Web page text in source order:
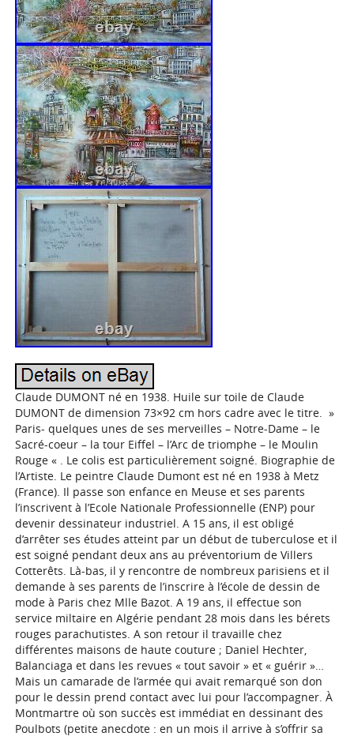
Claude DUMONT né en 1938. Huile sur toile de Claude
DUMONT de dimension 73×92 cm hors cadre avec le titre. »
Paris- quelques unes de ses merveilles – Notre-Dame – le
Sacré-coeur – la tour Eiffel – l’Arc de triomphe – le Moulin
Rouge « . Le colis est particulièrement soigné. Biographie de
l’Artiste. Le peintre Claude Dumont est né en 1938 à Metz
(France). Il passe son enfance en Meuse et ses parents
l’inscrivent à l’Ecole Nationale Professionnelle (ENP) pour
devenir dessinateur industriel. A 15 ans, il est obligé
d’arrêter ses études atteint par un début de tuberculose et il
est soigné pendant deux ans au préventorium de Villers
Cotterêts. Là-bas, il y rencontre de nombreux parisiens et il
demande à ses parents de l’inscrire à l’école de dessin de
mode à Paris chez Mlle Bazot. A 19 ans, il effectue son
service miltaire en Algérie pendant 28 mois dans les bérets
rouges parachutistes. A son retour il travaille chez
différentes maisons de haute couture ; Daniel Hechter,
Balanciaga et dans les revues « tout savoir » et « guérir »…
Mais un camarade de l’armée qui avait remarqué son don
pour le dessin prend contact avec lui pour l’accompagner. À
Montmartre où son succès est immédiat en dessinant des
Poulbots (petite anecdote : en un mois il arrive à s’offrir sa